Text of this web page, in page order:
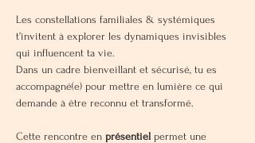
Les constellations familiales & systémiques
t’invitent à explorer les dynamiques invisibles
qui influencent ta vie.
Dans un cadre bienveillant et sécurisé, tu es
accompagné(e) pour mettre en lumière ce qui
demande à être reconnu et transformé.
Cette rencontre en présentiel permet une